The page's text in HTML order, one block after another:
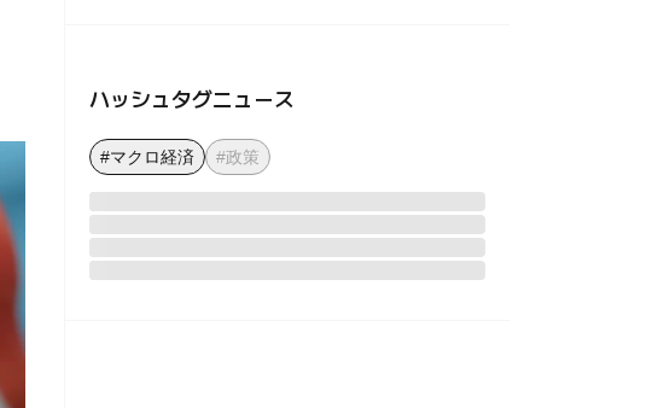
ハッシュタグニュース
#マクロ経済 #政策